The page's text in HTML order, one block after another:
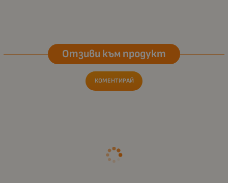
Отзиви към продукт
КОМЕНТИРАЙ